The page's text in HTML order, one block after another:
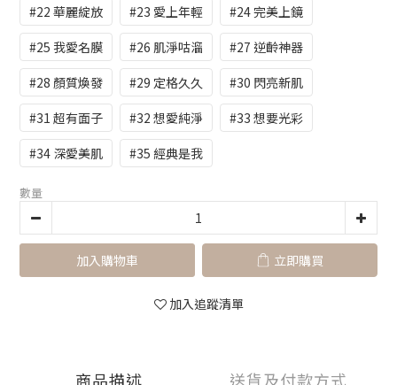
#22 華麗綻放
#23 愛上年輕
#24 完美上鏡
#25 我愛名膜
#26 肌淨咕溜
#27 逆齡神器
#28 顏質煥發
#29 定格久久
#30 閃亮新肌
#31 超有面子
#32 想愛純淨
#33 想要光彩
#34 深愛美肌
#35 經典是我
數量
加入購物車 立即購買
加入追蹤清單
商品描述 送貨及付款方式